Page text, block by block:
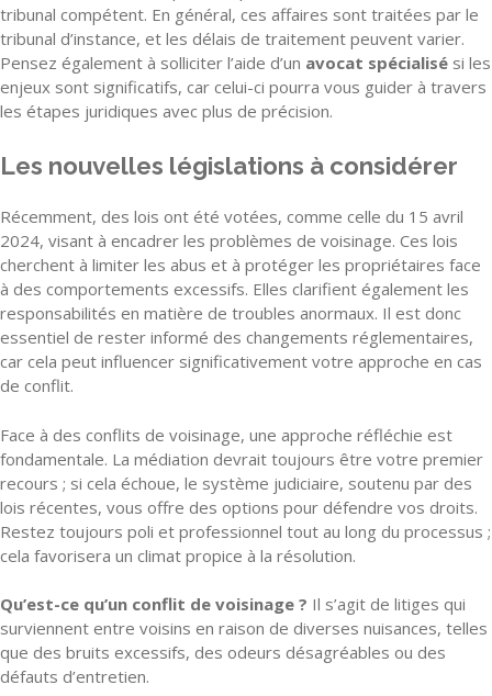
tribunal compétent. En général, ces affaires sont traitées par le
tribunal d’instance, et les délais de traitement peuvent varier.
Pensez également à solliciter l’aide d’un avocat spécialisé si les
enjeux sont significatifs, car celui-ci pourra vous guider à travers
les étapes juridiques avec plus de précision.
Les nouvelles législations à considérer
Récemment, des lois ont été votées, comme celle du 15 avril
2024, visant à encadrer les problèmes de voisinage. Ces lois
cherchent à limiter les abus et à protéger les propriétaires face
à des comportements excessifs. Elles clarifient également les
responsabilités en matière de troubles anormaux. Il est donc
essentiel de rester informé des changements réglementaires,
car cela peut influencer significativement votre approche en cas
de conflit.
Face à des conflits de voisinage, une approche réfléchie est
fondamentale. La médiation devrait toujours être votre premier
recours ; si cela échoue, le système judiciaire, soutenu par des
lois récentes, vous offre des options pour défendre vos droits.
Restez toujours poli et professionnel tout au long du processus ;
cela favorisera un climat propice à la résolution.
Qu’est-ce qu’un conflit de voisinage ? Il s’agit de litiges qui
surviennent entre voisins en raison de diverses nuisances, telles
que des bruits excessifs, des odeurs désagréables ou des
défauts d’entretien.